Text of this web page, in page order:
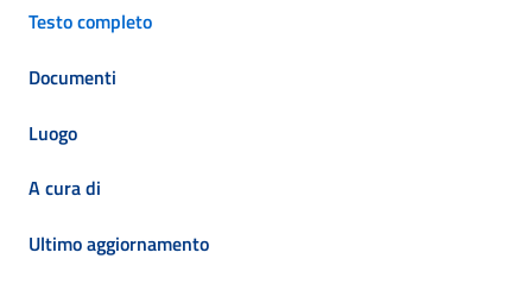
Testo completo
Documenti
Luogo
A cura di
Ultimo aggiornamento